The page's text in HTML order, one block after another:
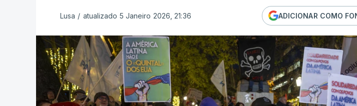
Lusa / atualizado 5 Janeiro 2026, 21:36 ADICIONAR COMO